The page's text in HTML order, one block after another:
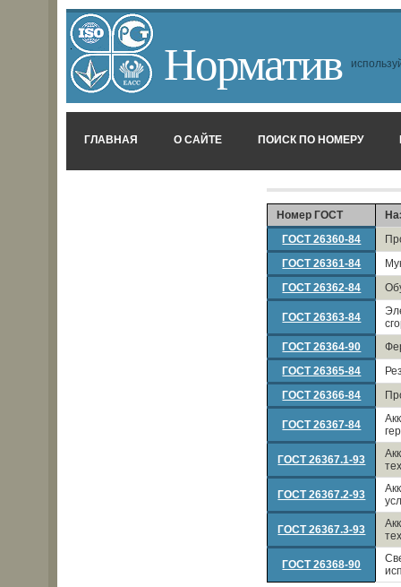
Норматив
ГЛАВНАЯ О САЙТЕ ПОИСК ПО НОМЕРУ
Номер ГОСТ
ГОСТ 26360-84
ГОСТ 26361-84
ГОСТ 26362-84
ГОСТ 26363-84
ГОСТ 26364-90
ГОСТ 26365-84
ГОСТ 26366-84
ГОСТ 26367-84
ГОСТ 26367.1-93
ГОСТ 26367.2-93
ГОСТ 26367.3-93
ГОСТ 26368-90